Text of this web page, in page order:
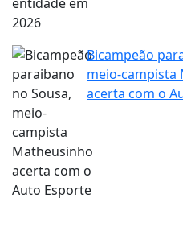
Bicampeão
meio-campista
acerta com o